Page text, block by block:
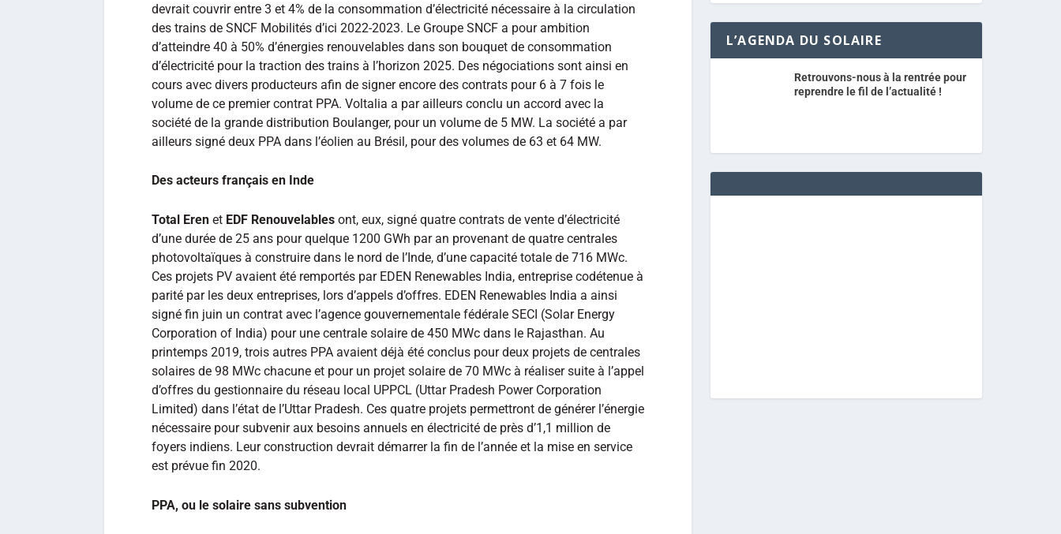
devrait couvrir entre 3 et 4% de la consommation d’électricité nécessaire à la circulation
des trains de SNCF Mobilités d’ici 2022-2023. Le Groupe SNCF a pour ambition
d’atteindre 40 à 50% d’énergies renouvelables dans son bouquet de consommation
d’électricité pour la traction des trains à l’horizon 2025. Des négociations sont ainsi en
cours avec divers producteurs afin de signer encore des contrats pour 6 à 7 fois le
volume de ce premier contrat PPA. Voltalia a par ailleurs conclu un accord avec la
société de la grande distribution Boulanger, pour un volume de 5 MW. La société a par
ailleurs signé deux PPA dans l’éolien au Brésil, pour des volumes de 63 et 64 MW.
Des acteurs français en Inde
Total Eren et EDF Renouvelables ont, eux, signé quatre contrats de vente d’électricité
d’une durée de 25 ans pour quelque 1200 GWh par an provenant de quatre centrales
photovoltaïques à construire dans le nord de l’Inde, d’une capacité totale de 716 MWc.
Ces projets PV avaient été remportés par EDEN Renewables India, entreprise codétenue à
parité par les deux entreprises, lors d’appels d’offres. EDEN Renewables India a ainsi
signé fin juin un contrat avec l’agence gouvernementale fédérale SECI (Solar Energy
Corporation of India) pour une centrale solaire de 450 MWc dans le Rajasthan. Au
printemps 2019, trois autres PPA avaient déjà été conclus pour deux projets de centrales
solaires de 98 MWc chacune et pour un projet solaire de 70 MWc à réaliser suite à l’appel
d’offres du gestionnaire du réseau local UPPCL (Uttar Pradesh Power Corporation
Limited) dans l’état de l’Uttar Pradesh. Ces quatre projets permettront de générer l’énergie
nécessaire pour subvenir aux besoins annuels en électricité de près d’1,1 million de
foyers indiens. Leur construction devrait démarrer la fin de l’année et la mise en service
est prévue fin 2020.
PPA, ou le solaire sans subvention
L’AGENDA DU SOLAIRE
Retrouvons-nous à la rentrée pour
reprendre le fil de l’actualité !